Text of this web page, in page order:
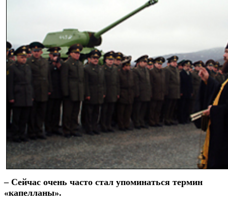
– Сейчас очень часто стал упоминаться термин
«капелланы».